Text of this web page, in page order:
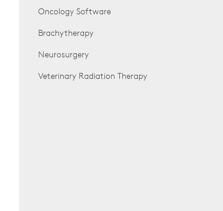
Oncology Software
Brachytherapy
Neurosurgery
Veterinary Radiation Therapy